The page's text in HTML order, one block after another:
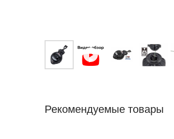
Рекомендуемые товары